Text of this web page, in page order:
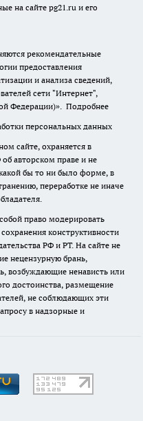
на сайте pg21.ru и его
рекомендательные
предоставления
и анализа сведений,
сети "Интернет",
Федерации)». Подробнее
персональных данных
сайте, охраняется в
авторском праве и не
бы то ни было форме, в
переработке не иначе
право модерировать
конструктивности
РФ и РТ. На сайте не
нецензурную брань,
возбуждающие ненависть или
достоинства, размещение
не соблюдающих эти
в надзорные и